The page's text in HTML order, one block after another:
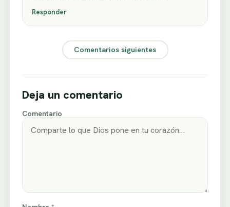
Responder
Comentarios siguientes
Deja un comentario
Comentario